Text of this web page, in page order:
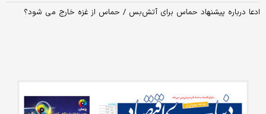
ادعا درباره پیشنهاد حماس برای آتش‌بس / حماس از غزه خارج می شود؟